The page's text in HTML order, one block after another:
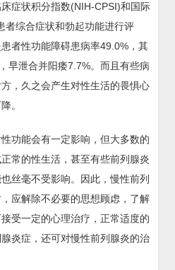
症状积分指数(NIH-CPSI)和国际
者综合症状和勃起功能进行评
者性功能障碍患病率49.0%，其
早泄合并阳痿7.7%。而且有些病
，久之会产生对性生活的畏惧心
。
功能会有一定影响，但大多数的
常的性生活，甚至有些前列腺炎
丝毫不受影响。因此，慢性前列
应解除不必要的思想顾虑，了解
受一定的心理治疗，正常适度的
炎症，还可对慢性前列腺炎的治